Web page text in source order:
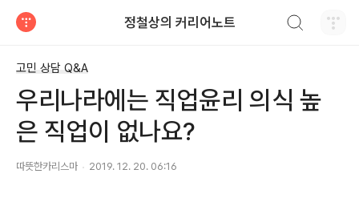
정철상의 커리어노트
고민 상담 Q&A
우리나라에는 직업윤리 의식 높
은 직업이 없나요?
따뜻한카리스마 2019. 12. 20. 06:16